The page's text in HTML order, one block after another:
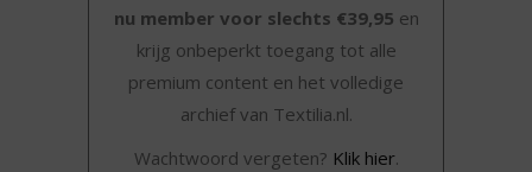
nu member voor slechts €39,95 en
krijg onbeperkt toegang tot alle
premium content en het volledige
archief van Textilia.nl.
Wachtwoord vergeten? Klik hier.